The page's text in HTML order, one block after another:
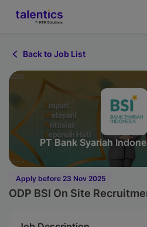
Back to Job List
PT Bank Syariah
Apply before 23 Nov 2025
ODP BSI On Site